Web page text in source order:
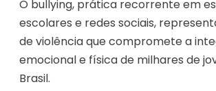
O bullying, prática recorrente em
escolares e redes sociais,
de violência que compromete a
emocional e física de milhares de
Brasil.